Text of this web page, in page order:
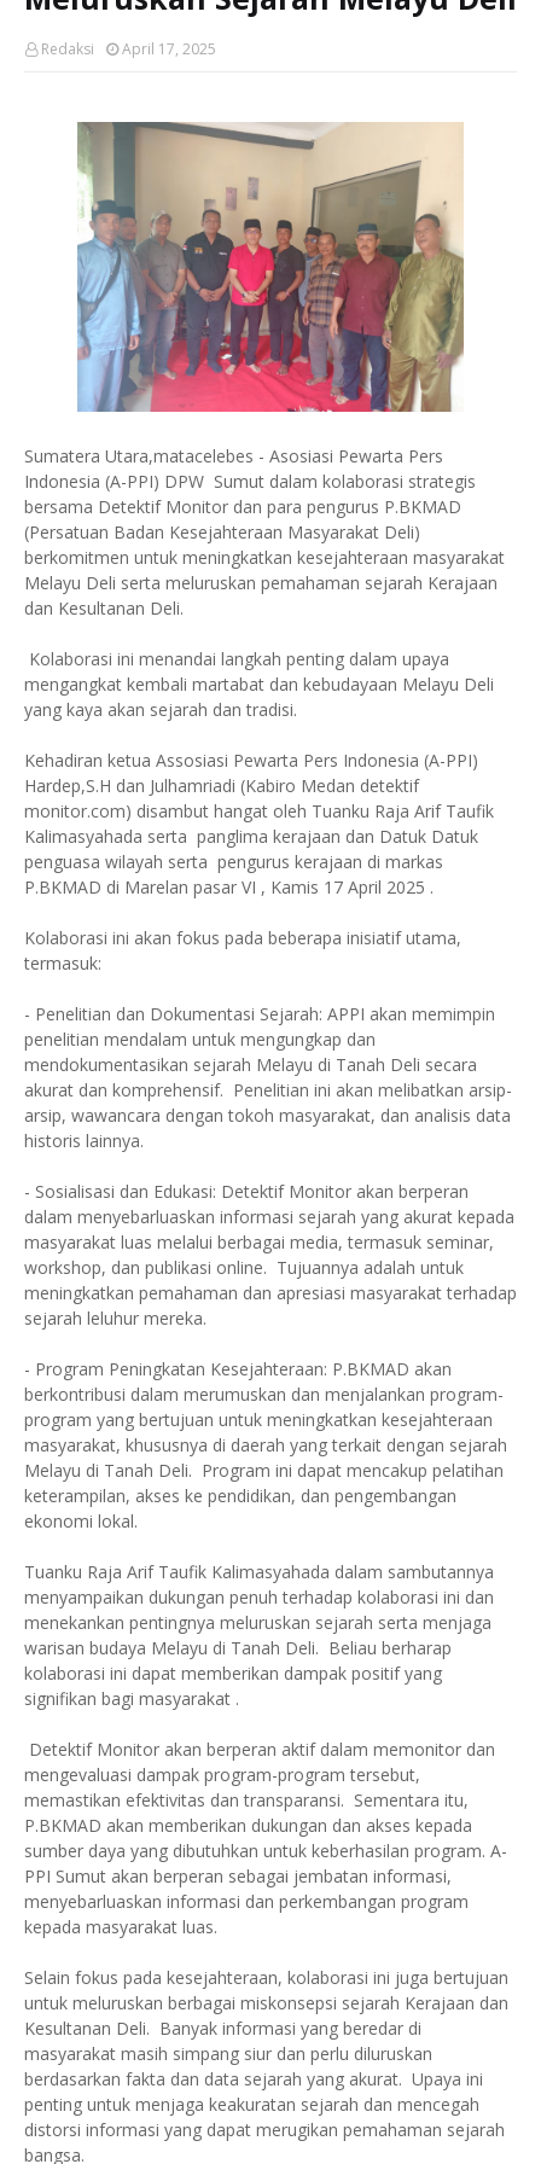
Redaksi April 17, 2025
Sumatera Utara,matacelebes - Asosiasi Pewarta Pers
Indonesia (A-PPI) DPW Sumut dalam kolaborasi strategis
bersama Detektif Monitor dan para pengurus P.BKMAD
(Persatuan Badan Kesejahteraan Masyarakat Deli)
berkomitmen untuk meningkatkan kesejahteraan masyarakat
Melayu Deli serta meluruskan pemahaman sejarah Kerajaan
dan Kesultanan Deli.
Kolaborasi ini menandai langkah penting dalam upaya
mengangkat kembali martabat dan kebudayaan Melayu Deli
yang kaya akan sejarah dan tradisi.
Kehadiran ketua Assosiasi Pewarta Pers Indonesia (A-PPI)
Hardep,S.H dan Julhamriadi (Kabiro Medan detektif
monitor.com) disambut hangat oleh Tuanku Raja Arif Taufik
Kalimasyahada serta panglima kerajaan dan Datuk Datuk
penguasa wilayah serta pengurus kerajaan di markas
P.BKMAD di Marelan pasar VI , Kamis 17 April 2025 .
Kolaborasi ini akan fokus pada beberapa inisiatif utama,
termasuk:
- Penelitian dan Dokumentasi Sejarah: APPI akan memimpin
penelitian mendalam untuk mengungkap dan
mendokumentasikan sejarah Melayu di Tanah Deli secara
akurat dan komprehensif. Penelitian ini akan melibatkan arsip-
arsip, wawancara dengan tokoh masyarakat, dan analisis data
historis lainnya.
- Sosialisasi dan Edukasi: Detektif Monitor akan berperan
dalam menyebarluaskan informasi sejarah yang akurat kepada
masyarakat luas melalui berbagai media, termasuk seminar,
workshop, dan publikasi online. Tujuannya adalah untuk
meningkatkan pemahaman dan apresiasi masyarakat terhadap
sejarah leluhur mereka.
- Program Peningkatan Kesejahteraan: P.BKMAD akan
berkontribusi dalam merumuskan dan menjalankan program-
program yang bertujuan untuk meningkatkan kesejahteraan
masyarakat, khususnya di daerah yang terkait dengan sejarah
Melayu di Tanah Deli. Program ini dapat mencakup pelatihan
keterampilan, akses ke pendidikan, dan pengembangan
ekonomi lokal.
Tuanku Raja Arif Taufik Kalimasyahada dalam sambutannya
menyampaikan dukungan penuh terhadap kolaborasi ini dan
menekankan pentingnya meluruskan sejarah serta menjaga
warisan budaya Melayu di Tanah Deli. Beliau berharap
kolaborasi ini dapat memberikan dampak positif yang
signifikan bagi masyarakat .
Detektif Monitor akan berperan aktif dalam memonitor dan
mengevaluasi dampak program-program tersebut,
memastikan efektivitas dan transparansi. Sementara itu,
P.BKMAD akan memberikan dukungan dan akses kepada
sumber daya yang dibutuhkan untuk keberhasilan program. A-
PPI Sumut akan berperan sebagai jembatan informasi,
menyebarluaskan informasi dan perkembangan program
kepada masyarakat luas.
Selain fokus pada kesejahteraan, kolaborasi ini juga bertujuan
untuk meluruskan berbagai miskonsepsi sejarah Kerajaan dan
Kesultanan Deli. Banyak informasi yang beredar di
masyarakat masih simpang siur dan perlu diluruskan
berdasarkan fakta dan data sejarah yang akurat. Upaya ini
penting untuk menjaga keakuratan sejarah dan mencegah
distorsi informasi yang dapat merugikan pemahaman sejarah
bangsa.